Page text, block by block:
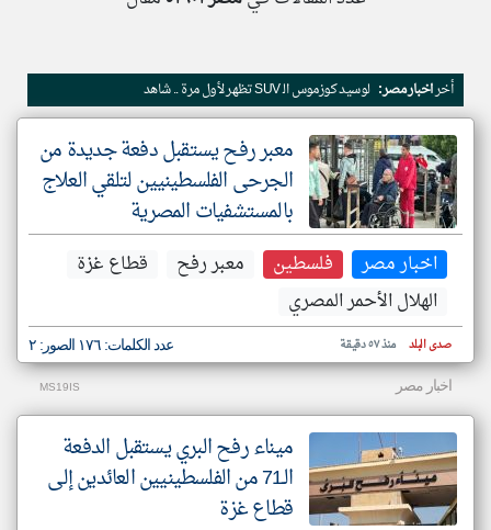
المقالات
الموجوده
هنا عن
كاتبيها.
أخراخبار مصر: لوسيد كوزموس الـ SUV تظهر لأول مرة .. شاهد
معبر رفح يستقبل دفعة جديدة من
الجرحى الفلسطينيين لتلقي العلاج
بالمستشفيات المصرية
اخبار مصر فلسطين معبر رفح
قطاع غزة
الهلال الأحمر المصري
صدى البلد منذ ٥٧ دقيقة عدد الكلمات: ١٧٦ الصور: ٢
اخبار مصر MS19IS
ميناء رفح البري يستقبل الدفعة
الـ71 من الفلسطينيين العائدين إلى
قطاع غزة
klyoum.com